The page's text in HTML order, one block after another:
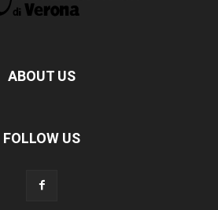
ABOUT US
FOLLOW US